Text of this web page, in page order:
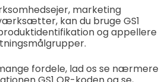
marketing
kan du bruge GS1
og appellere
fordele, lad os se nærmere